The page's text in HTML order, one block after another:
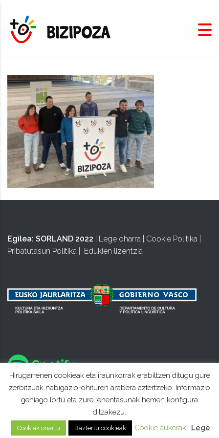
Egilea: SORLAND 2022 Lege oharra Cookie Politika
Pribatutasun Politika
Edukien lizentzia
Hirugarrenen cookieak eta iraunkorrak erabiltzen ditugu gure
zerbitzuak nabigazio-ohituren arabera aztertzeko. Informazio
gehiago lortu eta zure lehentasunak hemen konfigura
ditzakezu.
Cookiak onartu Baztertu cookieak Cookie aukerak
Lege